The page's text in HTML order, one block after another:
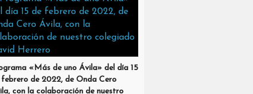
«Más de uno Ávila» del día 15
febrero de 2022, de Onda Cero
con la colaboración de nuestro